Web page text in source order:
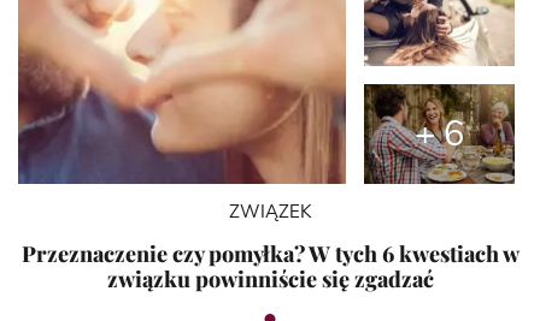
+ 6
ZWIĄZEK
Przeznaczenie czy pomyłka? W tych 6 kwestiach w
związku powinniście się zgadzać